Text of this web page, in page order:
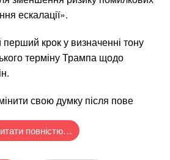
ескалації».
крок у визначенні тону
терміну Трампа щодо
свою думку після пове
повністю…